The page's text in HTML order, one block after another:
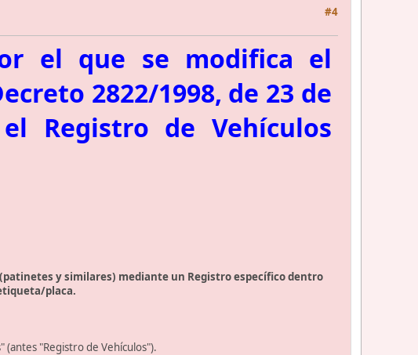
#4
el que se modifica el
2822/1998, de 23 de
Registro de Vehículos
y similares) mediante un Registro específico dentro
placa.
(antes "Registro de Vehículos").